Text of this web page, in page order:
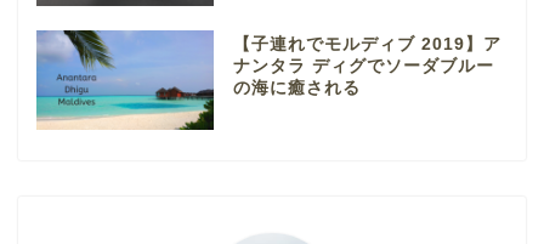
【子連れでモルディブ 2019】ア
ナンタラ ディグでソーダブルー
の海に癒される